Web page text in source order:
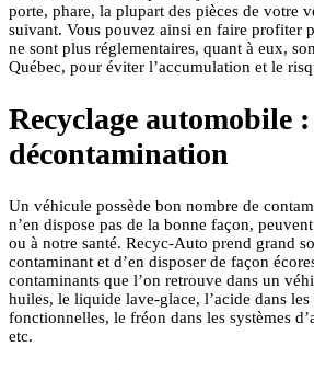
porte, phare, la plupart des pièces de votre
suivant. Vous pouvez ainsi en faire profiter
ne sont plus réglementaires, quant à eux,
Québec, pour éviter l’accumulation et le
Recyclage automobile
décontamination
Un véhicule possède bon nombre de
n’en dispose pas de la bonne façon,
ou à notre santé. Recyc-Auto prend grand
contaminant et d’en disposer de façon
contaminants que l’on retrouve dans un
huiles, le liquide lave-glace, l’acide dans
fonctionnelles, le fréon dans les systèmes
etc.